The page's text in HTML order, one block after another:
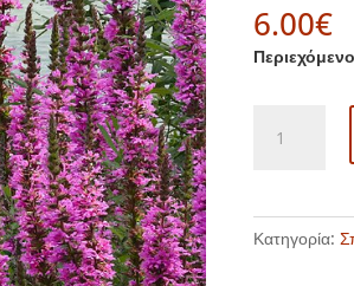
6.00€
313
Λύθρο
Κατηγορία: